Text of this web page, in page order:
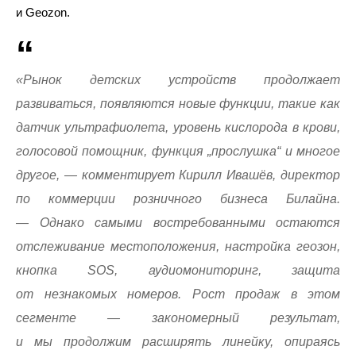
и Geozon.
«Рынок детских устройств продолжает
развиваться, появляются новые функции, такие как
датчик ультрафиолета, уровень кислорода в крови,
голосовой помощник, функция „прослушка“ и многое
другое, — комментирует Кирилл Ивашёв, директор
по коммерции розничного бизнеса Билайна.
— Однако самыми востребованными остаются
отслеживание местоположения, настройка геозон,
кнопка SOS, аудиомониторинг, защита
от незнакомых номеров. Рост продаж в этом
сегменте — закономерный результат,
и мы продолжим расширять линейку, опираясь